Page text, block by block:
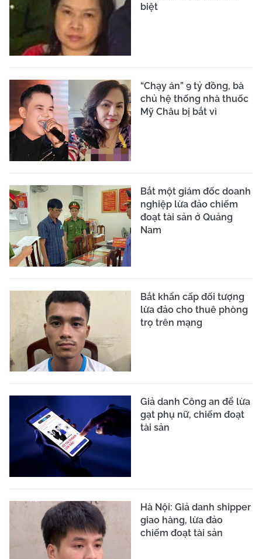
biệt
“Chạy án” 9 tỷ đồng, bà
chủ hệ thống nhà thuốc
Mỹ Châu bị bắt vì
Bắt một giám đốc doanh
nghiệp lừa đảo chiếm
đoạt tài sản ở Quảng
Nam
Bắt khẩn cấp đối tượng
lừa đảo cho thuê phòng
trọ trên mạng
Giả danh Công an để lừa
gạt phụ nữ, chiếm đoạt
tài sản
Hà Nội: Giả danh shipper
giao hàng, lừa đảo
chiếm đoạt tài sản